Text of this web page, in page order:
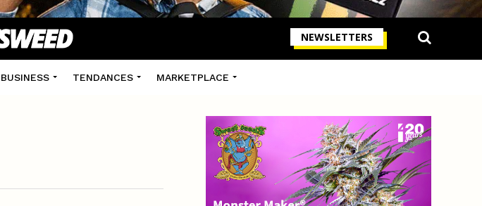
NEWSLETTERS
BUSINESS TENDANCES MARKETPLACE